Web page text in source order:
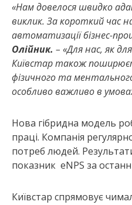
«Намдовелося швидко
виклик. За короткий час
автоматизації бізнес-
Олійник. – «Для нас, як
Київстар також
фізичного та
особливо важливо в
Нова гібридна модель
праці. Компанія
потреб людей.
показник eNPS за
Київстар спрямовує